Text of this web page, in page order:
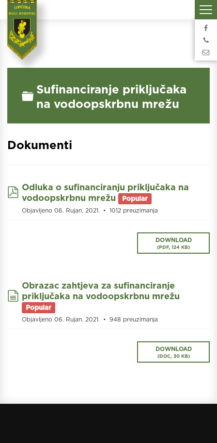
Folder
Sufinanciranje priključaka
na vodoopskrbnu mrežu
Dokumenti
pdf
Odluka o sufinanciranju priključaka na
vodoopskrbnu mrežu
Popular
Objavljeno 06. Rujan. 2021. 1012 preuzimanja
DOWNLOAD
(PDF, 124 KB)
document
Obrazac zahtjeva za sufinanciranje
priključaka na vodoopskrbnu mrežu
Popular
Objavljeno 06. Rujan. 2021. 948 preuzimanja
DOWNLOAD
(DOC, 30 KB)